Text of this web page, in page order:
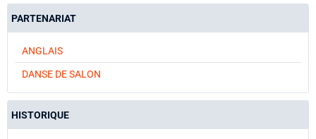
PARTENARIAT
ANGLAIS
DANSE DE SALON
HISTORIQUE